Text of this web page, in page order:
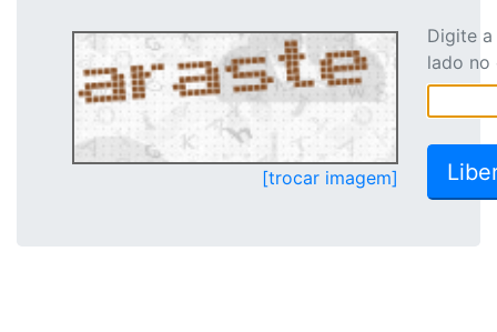
[trocar imagem]
Digite
lado no